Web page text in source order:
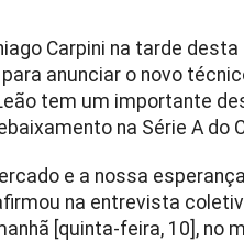
Carpini na tarde
anunciar o novo
tem um importante
na Série A do
e a nossa
na entrevista
[quinta-feira, 10], no